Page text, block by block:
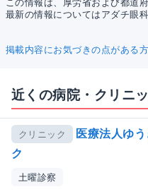
この情報は、厚労省および都道
最新の情報についてはアダチ眼
掲載内容にお気づきの点がある
近くの病院・クリニ
クリニック
医療法人ゆ
ク
土曜診察